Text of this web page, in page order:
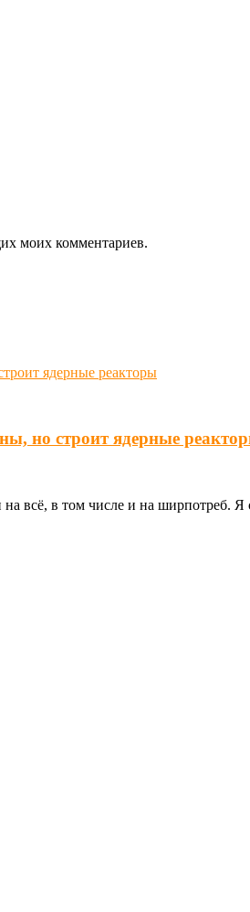
моих комментариев.
но строит ядерные
всё, в том числе и на ширпотреб. Я